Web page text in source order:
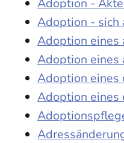
Adoption -
Adoption eines
Adoption eines
Adoption eines
Adoption eines